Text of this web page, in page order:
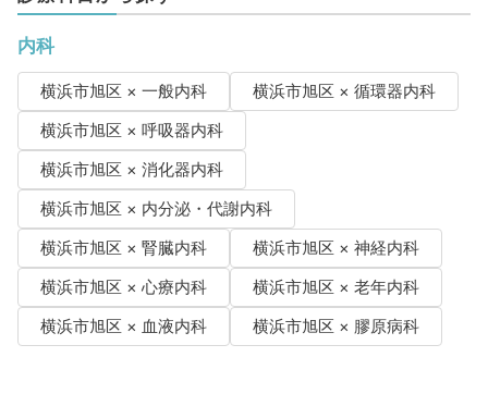
内科
横浜市旭区 × 一般内科
横浜市旭区 × 循環器内科
横浜市旭区 × 呼吸器内科
横浜市旭区 × 消化器内科
横浜市旭区 × 内分泌・代謝内科
横浜市旭区 × 腎臓内科
横浜市旭区 × 神経内科
横浜市旭区 × 心療内科
横浜市旭区 × 老年内科
横浜市旭区 × 血液内科
横浜市旭区 × 膠原病科